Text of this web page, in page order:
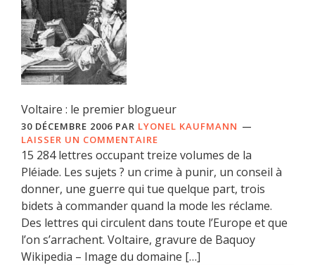
Voltaire : le premier blogueur
30 DÉCEMBRE 2006 PAR LYONEL KAUFMANN
LAISSER UN COMMENTAIRE
15 284 lettres occupant treize volumes de la
Pléiade. Les sujets ? un crime à punir, un conseil à
donner, une guerre qui tue quelque part, trois
bidets à commander quand la mode les réclame.
Des lettres qui circulent dans toute l’Europe et que
l’on s’arrachent. Voltaire, gravure de Baquoy
Wikipedia – Image du domaine […]